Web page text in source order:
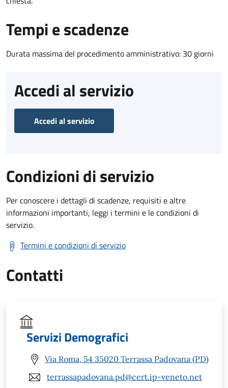
Tempi e scadenze
Durata massima del procedimento amministrativo: 30 giorni
Accedi al servizio
Accedi al servizio
Condizioni di servizio
Per conoscere i dettagli di scadenze, requisiti e altre
informazioni importanti, leggi i termini e le condizioni di
servizio.
Termini e condizioni di servizio
Contatti
Servizi Demografici
Via Roma, 54 35020 Terrassa Padovana (PD)
terrassapadovana.pd@cert.ip-veneto.net